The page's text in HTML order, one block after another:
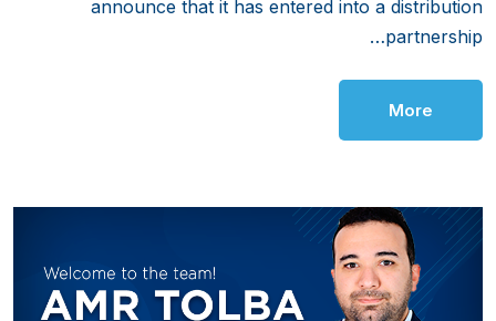
announce that it has entered into a distribution
partnership…
More